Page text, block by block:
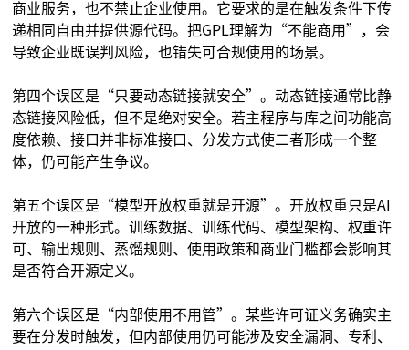
商业服务，也不禁止企业使用。它要求的是在触发条件下传
递相同自由并提供源代码。把GPL理解为“不能商用”，会
导致企业既误判风险，也错失可合规使用的场景。
第四个误区是“只要动态链接就安全”。动态链接通常比静
态链接风险低，但不是绝对安全。若主程序与库之间功能高
度依赖、接口并非标准接口、分发方式使二者形成一个整
体，仍可能产生争议。
第五个误区是“模型开放权重就是开源”。开放权重只是AI
开放的一种形式。训练数据、训练代码、模型架构、权重许
可、输出规则、蒸馏规则、使用政策和商业门槛都会影响其
是否符合开源定义。
第六个误区是“内部使用不用管”。某些许可证义务确实主
要在分发时触发，但内部使用仍可能涉及安全漏洞、专利、